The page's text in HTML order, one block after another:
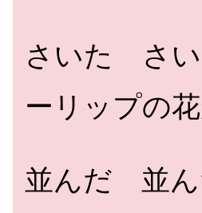
さいた さ
ーリップの
並んだ 並